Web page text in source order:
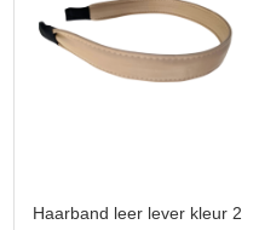
Haarband leer lever kleur 2